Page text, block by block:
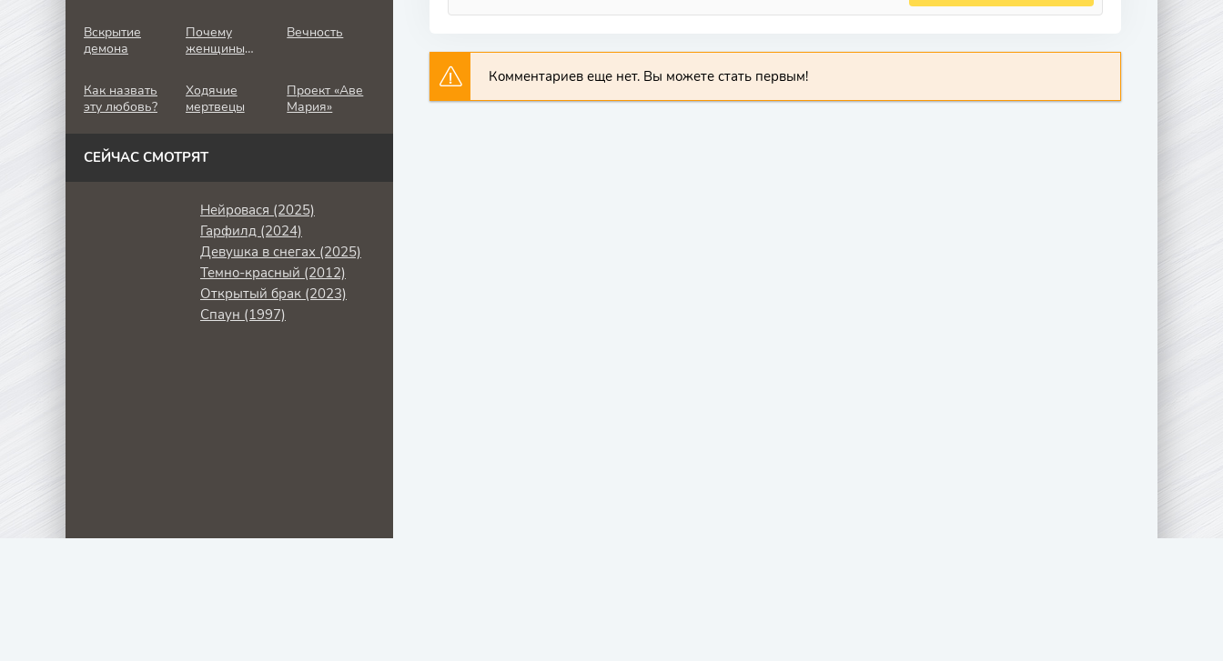
Комментариев еще нет. Вы можете стать первым!
Вскрытие
демона
Почему
женщины
Вечность
Как назвать
эту любовь?
Ходячие
мертвецы
Проект «Аве
Мария»
СЕЙЧАС СМОТРЯТ
Нейровася (2025)
Гарфилд (2024)
Девушка в снегах (2025)
Темно-красный (2012)
Открытый брак (2023)
Спаун (1997)